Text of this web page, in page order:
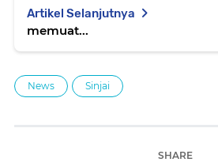
Artikel Selanjutnya
memuat...
News Sinjai
SHARE